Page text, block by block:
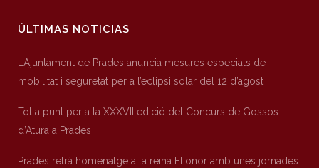
ÚLTIMAS NOTICIAS
L’Ajuntament de Prades anuncia mesures especials de
mobilitat i seguretat per a l’eclipsi solar del 12 d’agost
Tot a punt per a la XXXVII edició del Concurs de Gossos
d’Atura a Prades
Prades retrà homenatge a la reina Elionor amb unes jornades